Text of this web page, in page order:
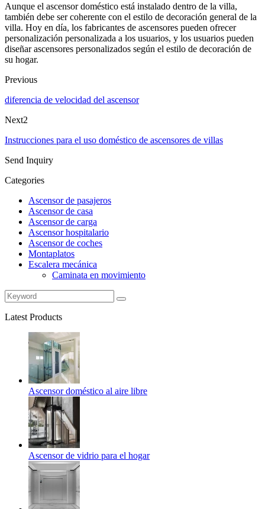
Aunque el ascensor doméstico está instalado dentro de la villa,
también debe ser coherente con el estilo de decoración general de la
villa. Hoy en día, los fabricantes de ascensores pueden ofrecer
personalización personalizada a los usuarios, y los usuarios pueden
diseñar ascensores personalizados según el estilo de decoración de
su hogar.
Previous
diferencia de velocidad del ascensor
Next2
Instrucciones para el uso doméstico de ascensores de villas
Send Inquiry
Categories
Ascensor de pasajeros
Ascensor de casa
Ascensor de carga
Ascensor hospitalario
Ascensor de coches
Montaplatos
Escalera mecánica
Caminata en movimiento
Latest Products
Ascensor doméstico al aire libre
Ascensor de vidrio para el hogar